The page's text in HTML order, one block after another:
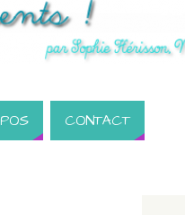
CONTACT